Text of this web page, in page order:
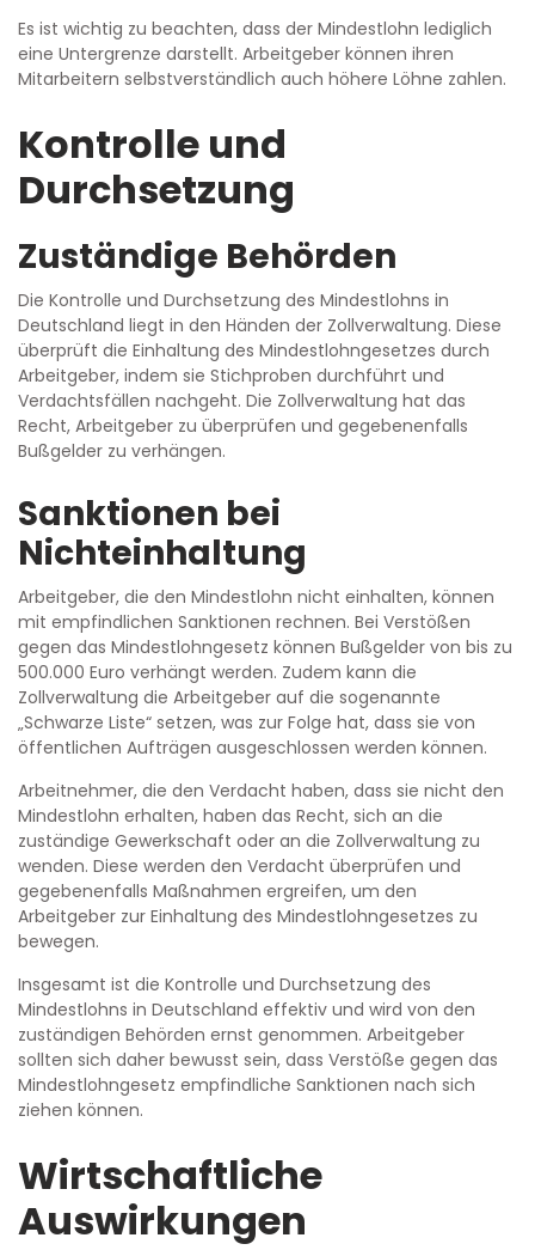
Es ist wichtig zu beachten, dass der Mindestlohn lediglich
eine Untergrenze darstellt. Arbeitgeber können ihren
Mitarbeitern selbstverständlich auch höhere Löhne zahlen.
Kontrolle und
Durchsetzung
Zuständige Behörden
Die Kontrolle und Durchsetzung des Mindestlohns in
Deutschland liegt in den Händen der Zollverwaltung. Diese
überprüft die Einhaltung des Mindestlohngesetzes durch
Arbeitgeber, indem sie Stichproben durchführt und
Verdachtsfällen nachgeht. Die Zollverwaltung hat das
Recht, Arbeitgeber zu überprüfen und gegebenenfalls
Bußgelder zu verhängen.
Sanktionen bei
Nichteinhaltung
Arbeitgeber, die den Mindestlohn nicht einhalten, können
mit empfindlichen Sanktionen rechnen. Bei Verstößen
gegen das Mindestlohngesetz können Bußgelder von bis zu
500.000 Euro verhängt werden. Zudem kann die
Zollverwaltung die Arbeitgeber auf die sogenannte
„Schwarze Liste“ setzen, was zur Folge hat, dass sie von
öffentlichen Aufträgen ausgeschlossen werden können.
Arbeitnehmer, die den Verdacht haben, dass sie nicht den
Mindestlohn erhalten, haben das Recht, sich an die
zuständige Gewerkschaft oder an die Zollverwaltung zu
wenden. Diese werden den Verdacht überprüfen und
gegebenenfalls Maßnahmen ergreifen, um den
Arbeitgeber zur Einhaltung des Mindestlohngesetzes zu
bewegen.
Insgesamt ist die Kontrolle und Durchsetzung des
Mindestlohns in Deutschland effektiv und wird von den
zuständigen Behörden ernst genommen. Arbeitgeber
sollten sich daher bewusst sein, dass Verstöße gegen das
Mindestlohngesetz empfindliche Sanktionen nach sich
ziehen können.
Wirtschaftliche
Auswirkungen